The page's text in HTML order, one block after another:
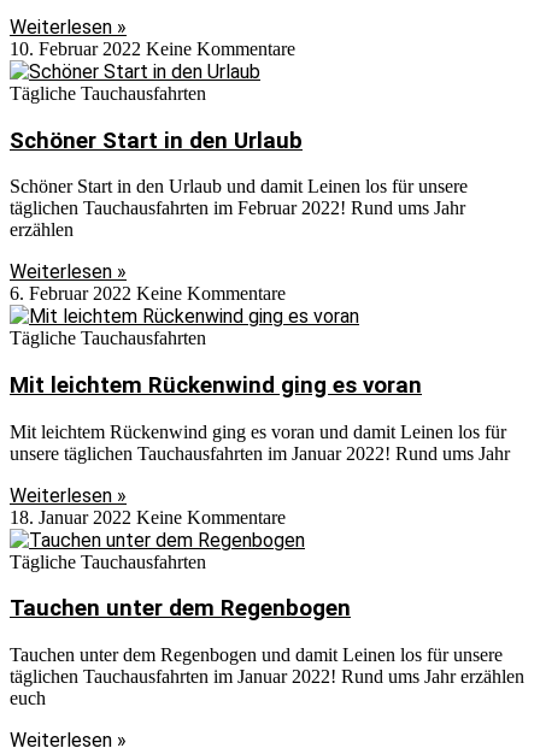
Weiterlesen »
10. Februar 2022 Keine Kommentare
Tägliche Tauchausfahrten
Schöner Start in den Urlaub
Schöner Start in den Urlaub und damit Leinen los für unsere
täglichen Tauchausfahrten im Februar 2022! Rund ums Jahr
erzählen
Weiterlesen »
6. Februar 2022 Keine Kommentare
Tägliche Tauchausfahrten
Mit leichtem Rückenwind ging es voran
Mit leichtem Rückenwind ging es voran und damit Leinen los für
unsere täglichen Tauchausfahrten im Januar 2022! Rund ums Jahr
Weiterlesen »
18. Januar 2022 Keine Kommentare
Tägliche Tauchausfahrten
Tauchen unter dem Regenbogen
Tauchen unter dem Regenbogen und damit Leinen los für unsere
täglichen Tauchausfahrten im Januar 2022! Rund ums Jahr erzählen
euch
Weiterlesen »